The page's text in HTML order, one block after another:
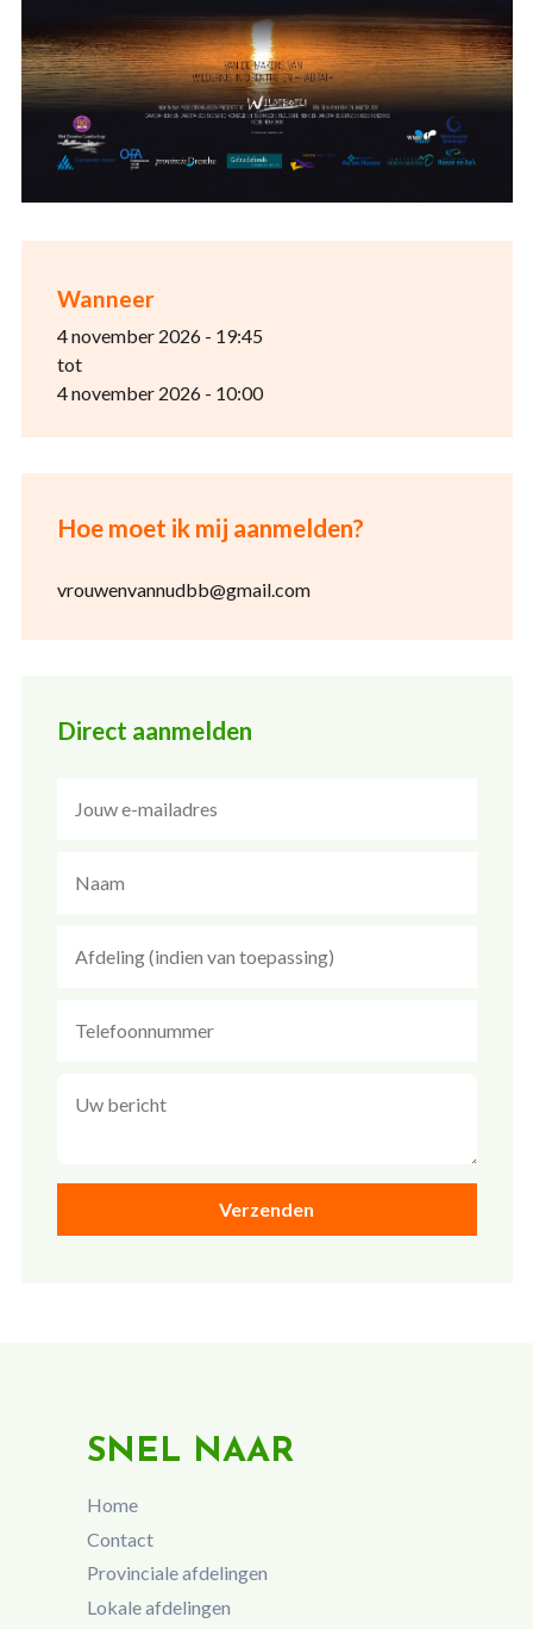
Wanneer
4 november 2026 - 19:45
tot
4 november 2026 - 10:00
Hoe moet ik mij aanmelden?
vrouwenvannudbb@gmail.com
Direct aanmelden
SNEL NAAR
Home
Contact
Provinciale afdelingen
Lokale afdelingen